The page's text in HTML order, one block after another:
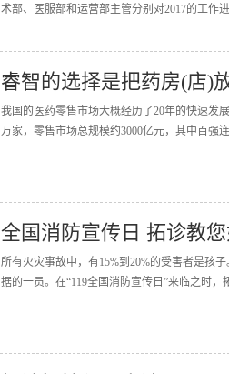
术部、医服部和运营部主管分别对2017的工作
睿智的选择是把药房(店)
我国的医药零售市场大概经历了20年的快速发
万家，零售市场总规模约3000亿元，其中百强
全国消防宣传日 拓诊教
所有火灾事故中，有15%到20%的受害者是孩
据的一员。在“119全国消防宣传日”来临之时